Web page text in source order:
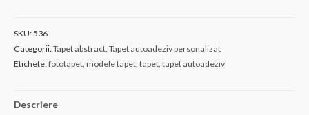
536
SKU:536
Categorii:Tapet abstract, Tapet autoadeziv personalizat
Etichete:fototapet, modele tapet, tapet, tapet autoadeziv
Descriere